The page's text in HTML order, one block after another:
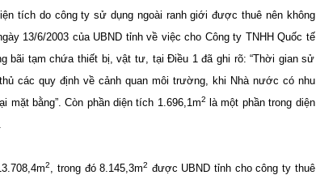
tích do công ty sử dụng ngoài ranh giới được thuê nên không
13/6/2003 của UBND tỉnh về việc cho Công ty TNHH Quốc tế
bãi tạm chứa thiết bị, vật tư, tại Điều 1 đã ghi rõ: “Thời gian sử
các quy định về cảnh quan môi trường, khi Nhà nước có nhu
bằng”. Còn phần diện tích 1.696,1m2
là một phần trong diện
2 , trong đó 8.145,3m2 được UBND tỉnh cho công ty thuê